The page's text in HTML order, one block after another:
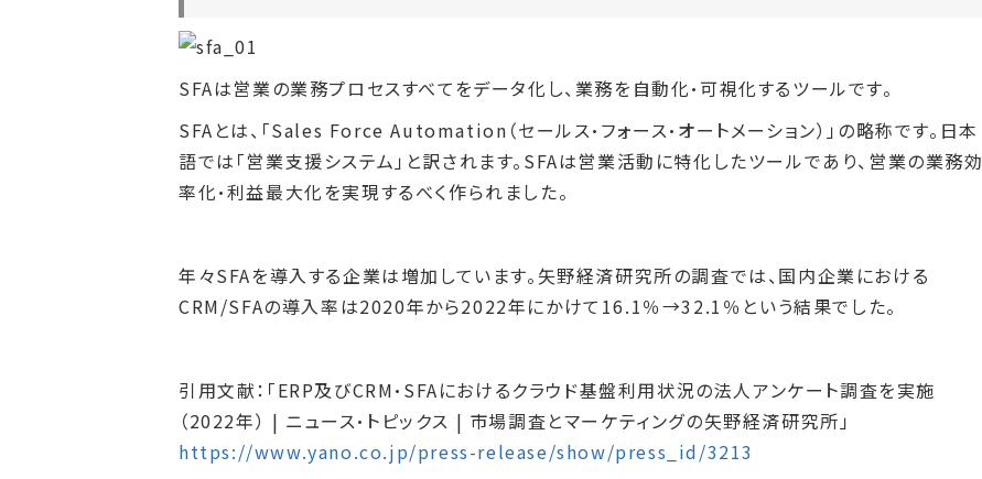
SFAは営業の業務プロセスすべてをデータ化し、業務を自動化・可視化するツールです。
SFAとは、「Sales Force Automation（セールス・フォース・オートメーション）」の略称です。日本
語では「営業支援システム」と訳されます。SFAは営業活動に特化したツールであり、営業の業務効
率化・利益最大化を実現するべく作られました。
年々SFAを導入する企業は増加しています。矢野経済研究所の調査では、国内企業における
CRM/SFAの導入率は2020年から2022年にかけて16.1％→32.1％という結果でした。
引用文献：「ERP及びCRM・SFAにおけるクラウド基盤利用状況の法人アンケート調査を実施
（2022年） | ニュース・トピックス | 市場調査とマーケティングの矢野経済研究所」
https://www.yano.co.jp/press-release/show/press_id/3213